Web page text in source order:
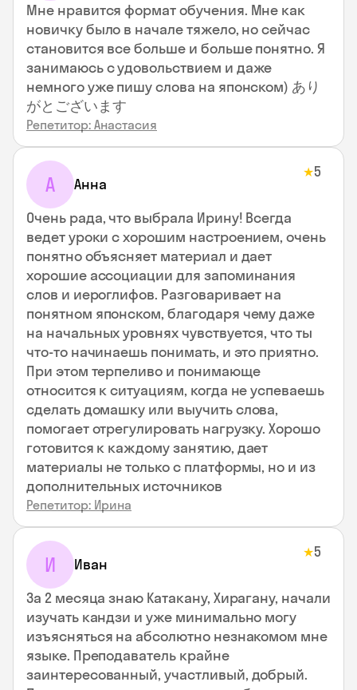
Мне нравится формат обучения. Мне как
новичку было в начале тяжело, но сейчас
становится все больше и больше понятно. Я
занимаюсь с удовольствием и даже
немного уже пишу слова на японском) あり
がとございます
Репетитор: Анастасия
А Анна
★5
Очень рада, что выбрала Ирину! Всегда
ведет уроки с хорошим настроением, очень
понятно объясняет материал и дает
хорошие ассоциации для запоминания
слов и иероглифов. Разговаривает на
понятном японском, благодаря чему даже
на начальных уровнях чувствуется, что ты
что-то начинаешь понимать, и это приятно.
При этом терпеливо и понимающе
относится к ситуациям, когда не успеваешь
сделать домашку или выучить слова,
помогает отрегулировать нагрузку. Хорошо
готовится к каждому занятию, дает
материалы не только с платформы, но и из
дополнительных источников
Репетитор: Ирина
И Иван
★5
За 2 месяца знаю Катакану, Хирагану, начали
изучать кандзи и уже минимально могу
изъясняться на абсолютно незнакомом мне
языке. Преподаватель крайне
заинтересованный, участливый, добрый.